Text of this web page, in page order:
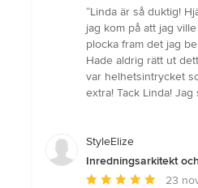
omdöme:
5
av
5
stjärnor
“Linda är så duktig!
jag kom på att jag
plocka fram det jag
Hade aldrig rätt ut
var helhetsintrycket
extra! Tack Linda!
StyleElize
Inredningsarkitekt
Genomsnittligt
23